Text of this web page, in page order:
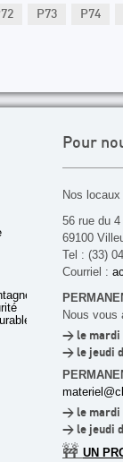
P73 P74
Pour
Nos
56 rue du
69100
Tel : (33)
Courriel :
Nous vous
> le mardi
> le jeudi
> le mardi
> le jeudi
🚧 UN